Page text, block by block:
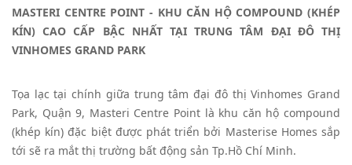
MASTERI CENTRE POINT - KHU CĂN HỘ COMPOUND (KHÉP
KÍN) CAO CẤP BẬC NHẤT TẠI TRUNG TÂM ĐẠI ĐÔ THỊ
VINHOMES GRAND PARK
Tọa lạc tại chính giữa trung tâm đại đô thị Vinhomes Grand
Park, Quận 9, Masteri Centre Point là khu căn hộ compound
(khép kín) đặc biệt được phát triển bởi Masterise Homes sắp
tới sẽ ra mắt thị trường bất động sản Tp.Hồ Chí Minh.